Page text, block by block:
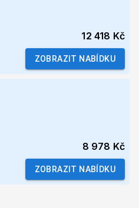
12 418 Kč
ZOBRAZIT NABÍDKU
8 978 Kč
ZOBRAZIT NABÍDKU